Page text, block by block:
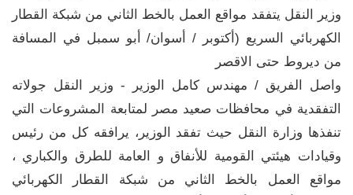
وزير النقل يتفقد مواقع العمل بالخط الثاني من شبكة القطار
الكهربائي السريع (أكتوبر / أسوان/ أبو سمبل في المسافة
من ديروط حتى الاقصر
واصل الفريق / مهندس كامل الوزير - وزير النقل جولاته
التفقدية في محافظات صعيد مصر لمتابعة المشروعات التي
تنفذها وزارة النقل حيث تفقد الوزير، يرافقه كل من رئيس
وقيادات هيئتي القومية للأنفاق و العامة للطرق والكباري ،
مواقع العمل بالخط الثاني من شبكة القطار الكهربائي